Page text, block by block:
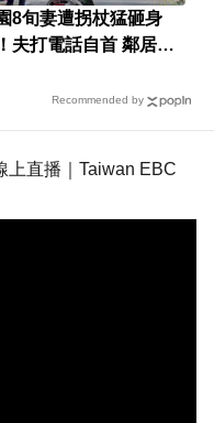
8旬妻遭拐杖猛砸身
夫打電話自首 鄰居曝
Recommended by
上直播｜Taiwan EBC